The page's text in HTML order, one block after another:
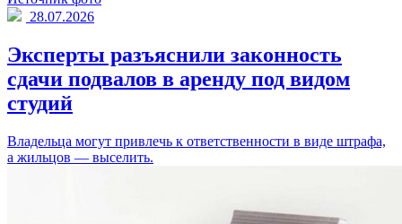
28.07.2026
Эксперты разъяснили законность
сдачи подвалов в аренду под видом
студий
Владельца могут привлечь к ответственности в виде штрафа,
а жильцов — выселить.